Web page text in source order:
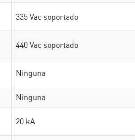
335 Vac soportado
440 Vac soportado
Ninguna
Ninguna
20 kA